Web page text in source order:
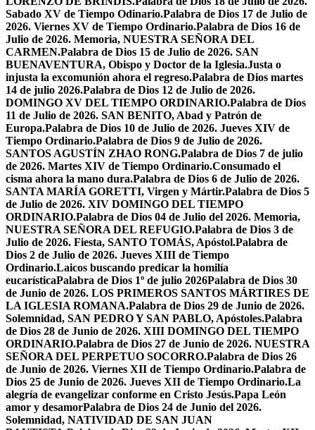
Sabado XV de Tiempo Odinario.Palabra de Dios 17 de Julio de
2026. Viernes XV de Tiempo Ordinario.Palabra de Dios 16 de
Julio de 2026. Memoria, NUESTRA SEÑORA DEL
CARMEN.Palabra de Dios 15 de Julio de 2026. SAN
BUENAVENTURA, Obispo y Doctor de la Iglesia.Justa o
injusta la excomunión ahora el regreso.Palabra de Dios martes
14 de julio 2026.Palabra de Dios 12 de Julio de 2026.
DOMINGO XV DEL TIEMPO ORDINARIO.Palabra de Dios
11 de Julio de 2026. SAN BENITO, Abad y Patrón de
Europa.Palabra de Dios 10 de Julio de 2026. Jueves XIV de
Tiempo Ordinario.Palabra de Dios 9 de Julio de 2026.
SANTOS AGUSTÍN ZHAO RONG.Palabra de Dios 7 de julio
de 2026. Martes XIV de Tiempo Ordinario.Consumado el
cisma ahora la mano dura.Palabra de Dios 6 de Julio de 2026.
SANTA MARÍA GORETTI, Virgen y Mártir.Palabra de Dios 5
de Julio de 2026. XIV DOMINGO DEL TIEMPO
ORDINARIO.Palabra de Dios 04 de Julio del 2026. Memoria,
NUESTRA SEÑORA DEL REFUGIO.Palabra de Dios 3 de
Julio de 2026. Fiesta, SANTO TOMÁS, Apóstol.Palabra de
Dios 2 de Julio de 2026. Jueves XIII de Tiempo
Ordinario.Laicos buscando predicar la homilía
eucarísticaPalabra de Dios 1º de julio 2026Palabra de Dios 30
de Junio de 2026. LOS PRIMEROS SANTOS MÁRTIRES DE
LA IGLESIA ROMANA.Palabra de Dios 29 de Junio de 2026.
Solemnidad, SAN PEDRO Y SAN PABLO, Apóstoles.Palabra
de Dios 28 de Junio de 2026. XIII DOMINGO DEL TIEMPO
ORDINARIO.Palabra de Dios 27 de Junio de 2026. NUESTRA
SEÑORA DEL PERPETUO SOCORRO.Palabra de Dios 26
de Junio de 2026. Viernes XII de Tiempo Ordinario.Palabra de
Dios 25 de Junio de 2026. Jueves XII de Tiempo Ordinario.La
alegría de evangelizar conforme en Cristo Jesús.Papa León
amor y desamorPalabra de Dios 24 de Junio del 2026.
Solemnidad, NATIVIDAD DE SAN JUAN